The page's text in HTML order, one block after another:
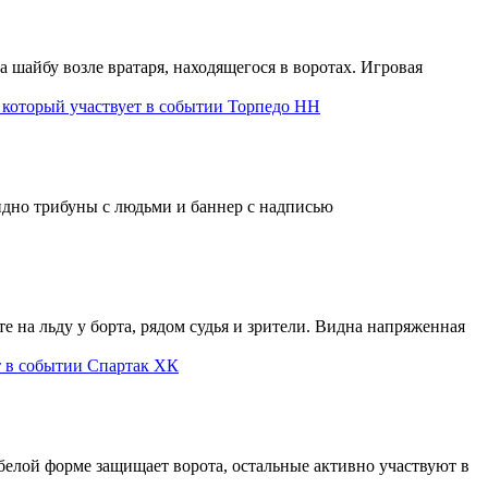
Торпедо НН
Спартак ХК